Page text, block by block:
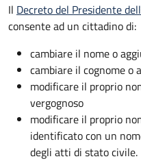
Il Decreto del Presidente
consente ad un cittadino di:
cambiare il nome o
cambiare il cognome o
modificare il proprio
vergognoso
modificare il proprio
identificato con un
degli atti di stato civile.